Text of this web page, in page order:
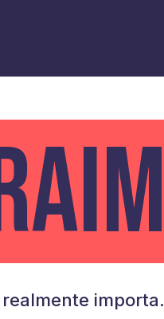
importa.